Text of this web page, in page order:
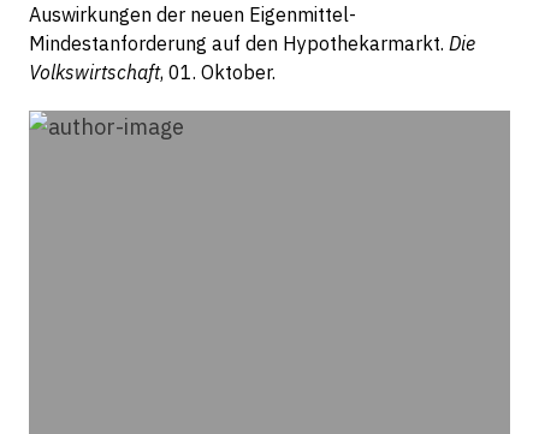
Auswirkungen der neuen Eigenmittel-
Mindestanforderung auf den Hypothekarmarkt. Die
Volkswirtschaft, 01. Oktober.